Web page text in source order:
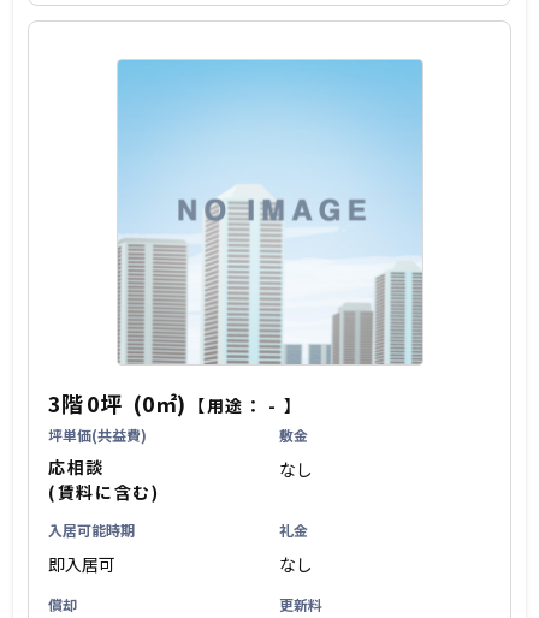
3階0坪 (0㎡) 【用途： - 】
坪単価(共益費)
応相談
(賃料に含む)
敷金
なし
入居可能時期
即入居可
礼金
なし
償却 更新料